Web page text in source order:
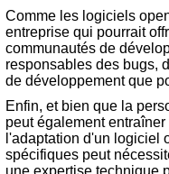
Comme les logiciels
entreprise qui pourrait
communautés de
responsables des bugs,
de développement que
Enfin, et bien que la
peut également
l'adaptation d'un logiciel
spécifiques peut